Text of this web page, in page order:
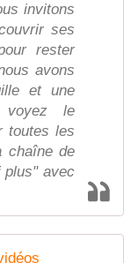
invitons
ses
rester
avons
et une
voyez le
toutes les
chaîne de
plus" avec